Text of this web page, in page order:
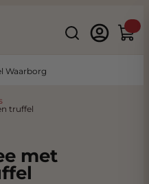
Search
Waarborg
truffel
met